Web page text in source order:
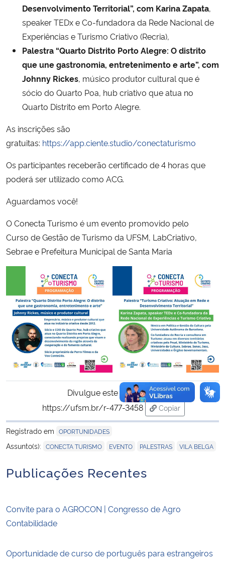
Secretaria de Governo
Advocacia-Geral da União
Banco Central do Brasil
Planalto
Desenvolvimento Territorial”, com Karina Zapata,
speaker TEDx e Co-fundadora da Rede Nacional de
Experiências e Turismo Criativo (Recria),
Palestra “Quarto Distrito Porto Alegre: O distrito
que une gastronomia, entretenimento e arte”, com
Johnny Rickes, músico produtor cultural que é
sócio do Quarto Poa, hub criativo que atua no
Quarto Distrito em Porto Alegre.
As inscrições são
gratuitas: https://app.ciente.studio/conectaturismo
Os participantes receberão certificado de 4 horas que
poderá ser utilizado como ACG.
Aguardamos você!
O Conecta Turismo é um evento promovido pelo
Curso de Gestão de Turismo da UFSM, LabCriativo,
Sebrae e Prefeitura Municipal de Santa Maria
Divulgue este conteúdo:
https://ufsm.br/r-477-3458
Copiar
para área de
Registrado em OPORTUNIDADES
Assunto(s): CONECTA TURISMO EVENTO PALESTRAS VILA BELGA
Publicações Recentes
Convite para o AGROCON | Congresso de Agro
Contabilidade
Oportunidade de curso de português para estrangeiros